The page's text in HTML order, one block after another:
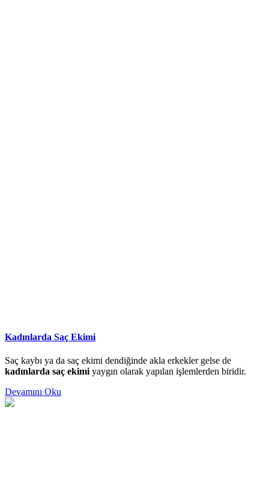
Kadınlarda Saç Ekimi
Saç kaybı ya da saç ekimi dendiğinde akla erkekler gelse de
kadınlarda saç ekimi yaygın olarak yapılan işlemlerden biridir.
Devamını Oku